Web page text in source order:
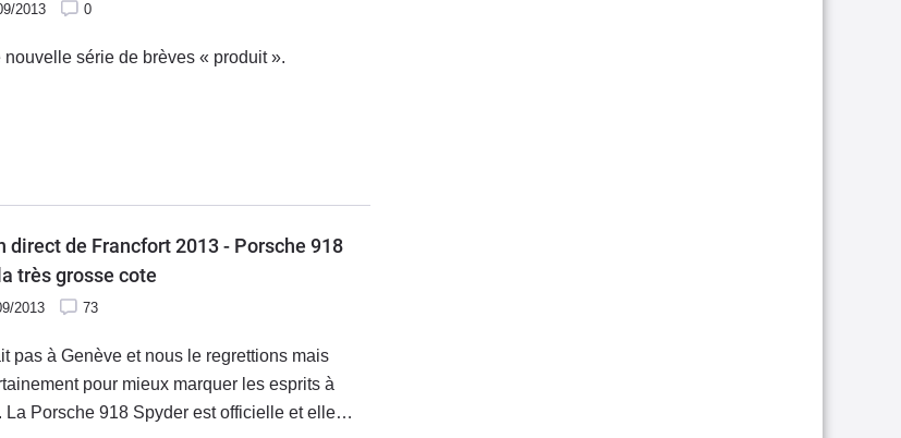
2013 0
nouvelle série de brèves « produit ».
direct de Francfort 2013 - Porsche 918
très grosse cote
2013 73
pas à Genève et nous le regrettions mais
pour mieux marquer les esprits à
La Porsche 918 Spyder est officielle et elle